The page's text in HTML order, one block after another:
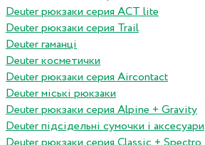
Deuter рюкзаки серия ACT lite
Deuter рюкзаки серия Trail
Deuter гаманці
Deuter косметички
Deuter рюкзаки серия Aircontact
Deuter міські рюкзаки
Deuter рюкзаки серия Alpine + Gravity
Deuter підсідельні сумочки і аксесуари